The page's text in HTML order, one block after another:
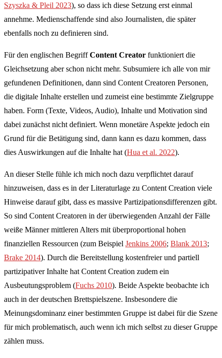
Szyszka & Pleil 2023), so dass ich diese Setzung erst einmal
annehme. Medienschaffende sind also Journalisten, die später
ebenfalls noch zu definieren sind.
Für den englischen BegriffContent Creator funktioniert die
Gleichsetzung aber schon nicht mehr. Subsumiere ich alle von mir
gefundenen Definitionen, dann sind Content Creatoren Personen,
die digitale Inhalte erstellen und zumeist eine bestimmte Zielgruppe
haben. Form (Texte, Videos, Audio), Inhalte und Motivation sind
dabei zunächst nicht definiert. Wenn monetäre Aspekte jedoch ein
Grund für die Betätigung sind, dann kann es dazu kommen, dass
dies Auswirkungen auf die Inhalte hat (Hua et al. 2022).
An dieser Stelle fühle ich mich noch dazu verpflichtet darauf
hinzuweisen, dass es in der Literaturlage zu Content Creation viele
Hinweise darauf gibt, dass es massive Partizipationsdifferenzen gibt.
So sind Content Creatoren in der überwiegenden Anzahl der Fälle
weiße Männer mittleren Alters mit überproportional hohen
finanziellen Ressourcen (zum Beispiel Jenkins 2006; Blank 2013;
Brake 2014). Durch die Bereitstellung kostenfreier und partiell
partizipativer Inhalte hat Content Creation zudem ein
Ausbeutungsproblem (Fuchs 2010). Beide Aspekte beobachte ich
auch in der deutschen Brettspielszene. Insbesondere die
Meinungsdominanz einer bestimmten Gruppe ist dabei für die Szene
für mich problematisch, auch wenn ich mich selbst zu dieser Gruppe
zählen muss.